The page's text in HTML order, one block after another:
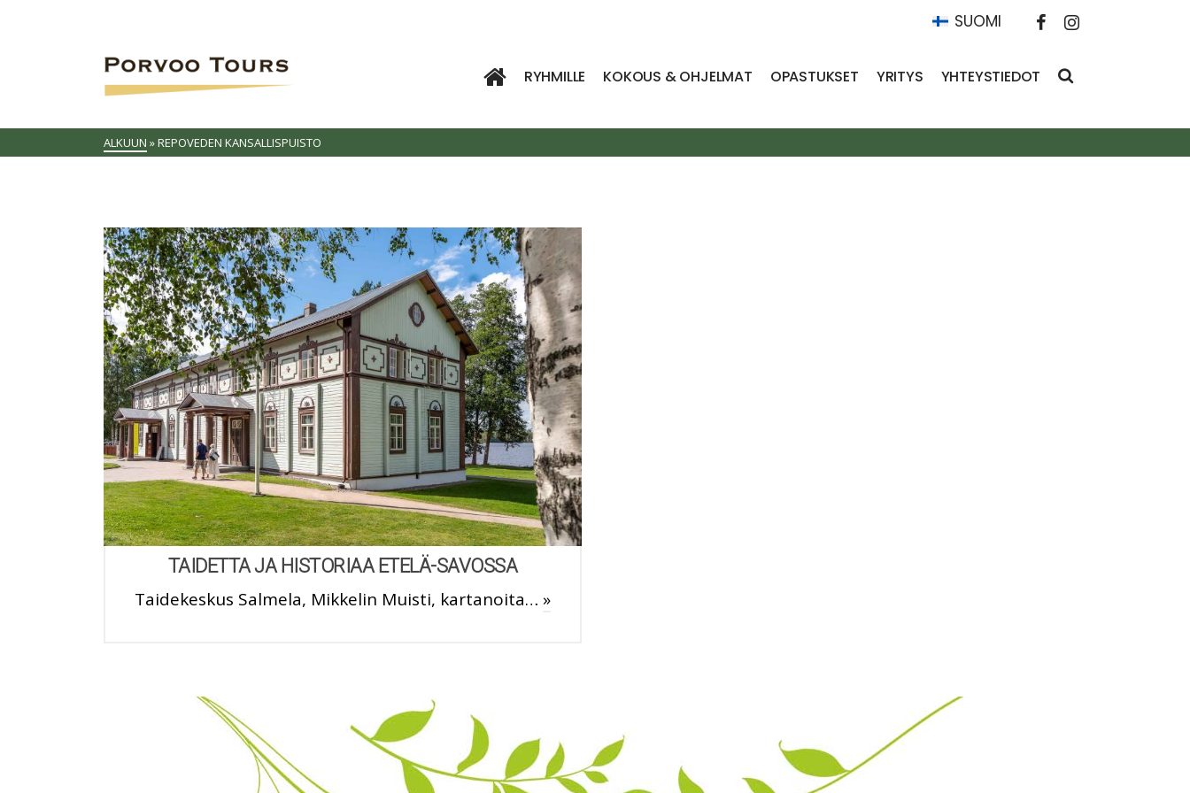
SUOMI
RYHMILLE KOKOUS & OHJELMAT OPASTUKSET YRITYS YHTEYSTIEDOT
ALKUUN »REPOVEDEN KANSALLISPUISTO
TAIDETTA JA HISTORIAA ETELÄ-SAVOSSA
Taidekeskus Salmela, Mikkelin Muisti, kartanoita… »